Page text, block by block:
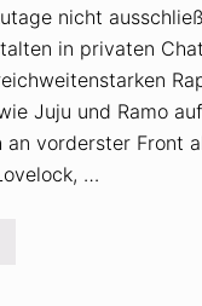
nicht
in privaten
Juju und Ramo
an vorderster Front
…